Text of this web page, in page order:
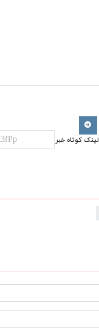
لینک کوتاه خبر